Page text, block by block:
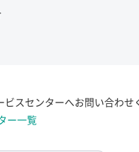
スセンターへお問い合わせ
ー一覧